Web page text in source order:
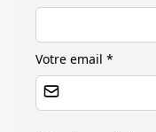
Votre email *